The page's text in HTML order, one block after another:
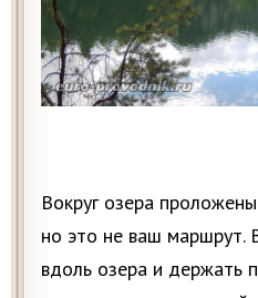
Вокруг озера
но это не ваш маршрут.
вдоль озера и держать